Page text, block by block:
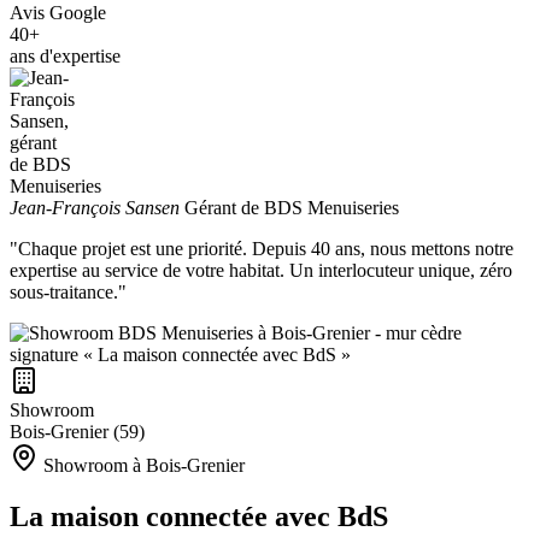
Avis Google
40+
ans d'expertise
Jean-François Sansen Gérant de BDS Menuiseries
"Chaque projet est une priorité. Depuis 40 ans, nous mettons notre
expertise au service de votre habitat. Un interlocuteur unique, zéro
sous-traitance."
Showroom
Bois-Grenier (59)
Showroom à Bois-Grenier
La maison connectée avec BdS